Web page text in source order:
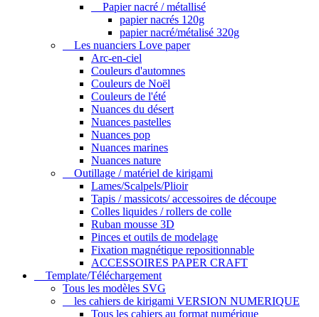
Papier nacré / métallisé
papier nacrés 120g
papier nacré/métalisé 320g
Les nuanciers Love paper
Arc-en-ciel
Couleurs d'automnes
Couleurs de Noël
Couleurs de l'été
Nuances du désert
Nuances pastelles
Nuances pop
Nuances marines
Nuances nature
Outillage / matériel de kirigami
Lames/Scalpels/Plioir
Tapis / massicots/ accessoires de découpe
Colles liquides / rollers de colle
Ruban mousse 3D
Pinces et outils de modelage
Fixation magnétique repositionnable
ACCESSOIRES PAPER CRAFT
Template/Téléchargement
Tous les modèles SVG
les cahiers de kirigami VERSION NUMERIQUE
Tous les cahiers au format numérique